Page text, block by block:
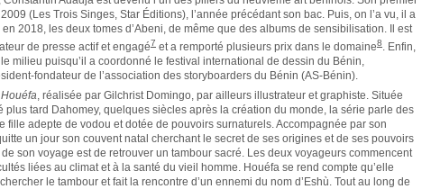
(Les Trois Singes, Star Éditions), l’année précédant son bac. Puis, on l’a vu, il a
2018, les deux tomes d’Abeni, de même que des albums de sensibilisation. Il est
de presse actif et engagé7 et a remporté plusieurs prix dans le domaine8. Enfin,
milieu puisqu’il a coordonné le festival international de dessin du Bénin,
fondateur de l’association des storyboarders du Bénin (AS-Bénin).
Houéfa, réalisée par Gilchrist Domingo, par ailleurs illustrateur et graphiste. Située
plus tard Dahomey, quelques siècles après la création du monde, la série parle des
fille adepte de vodou et dotée de pouvoirs surnaturels. Accompagnée par son
un jour son couvent natal cherchant le secret de ses origines et de ses pouvoirs
de son voyage est de retrouver un tambour sacré. Les deux voyageurs commencent
liées au climat et à la santé du vieil homme. Houéfa se rend compte qu’elle
le tambour et fait la rencontre d’un ennemi du nom d’Eshù. Tout au long de